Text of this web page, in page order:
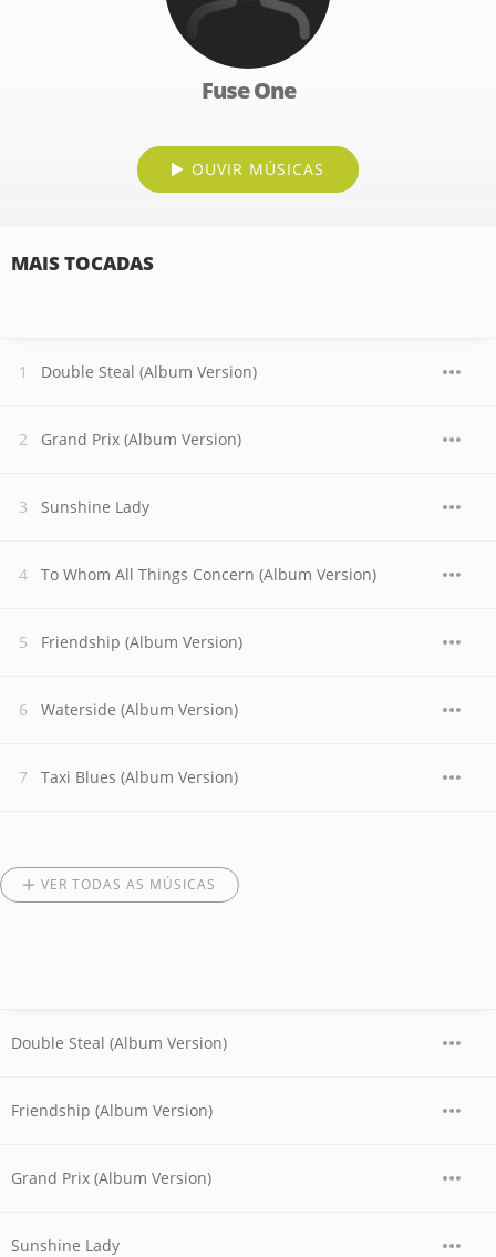
Fuse One
OUVIR MÚSICAS
MAIS TOCADAS
Double Steal (Album Version)
Grand Prix (Album Version)
Sunshine Lady
To Whom All Things Concern (Album Version)
Friendship (Album Version)
Waterside (Album Version)
Taxi Blues (Album Version)
VER TODAS AS MÚSICAS
Double Steal (Album Version)
Friendship (Album Version)
Grand Prix (Album Version)
Sunshine Lady